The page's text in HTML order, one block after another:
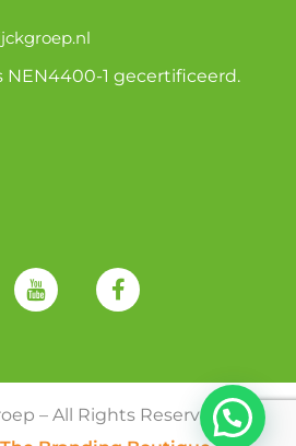
NEN4400-1 gecertificeerd.
– All Rights Reserved –